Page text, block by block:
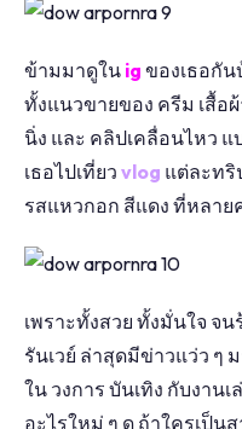
ข้ามมาดูใน ig ของเธอกั
ทั้งแนวขายของ ครีม เสื้อ
นิ่ง และ คลิปเคลื่อนไหว แ
เธอไปเที่ยว vlog แต่ละทริ
รสแหวกอก สีแดง ที่หลา
เพราะทั้งสวย ทั้งมั่นใจ จ
รันเวย์ ล่าสุดมีข่าวแว่ว ๆ
ใน วงการ บันเทิง กับงานเ
อะไรใหม่ ๆ ดู ถ้าใครเป็น